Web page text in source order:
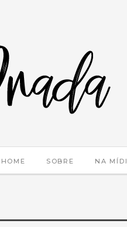
HOME SOBRE NA